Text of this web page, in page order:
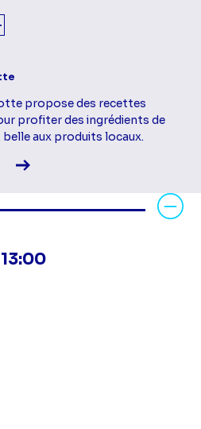
propose des recettes
profiter des ingrédients de
aux produits locaux.
Voir la fiche diffusion
Après-
13:00